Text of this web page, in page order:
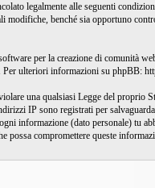
legalmente alle seguenti
benché sia opportuno
per la creazione di comunità
Per ulteriori informazioni su phpBB:
una qualsiasi Legge del proprio
IP sono registrati per
informazione (dato personale) tu
possa compromettere queste